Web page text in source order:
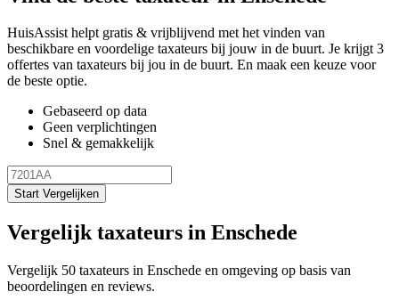
HuisAssist helpt gratis & vrijblijvend met het vinden van
beschikbare en voordelige taxateurs bij jouw in de buurt. Je krijgt 3
offertes van taxateurs bij jou in de buurt. En maak een keuze voor
de beste optie.
Gebaseerd op data
Geen verplichtingen
Snel & gemakkelijk
Start Vergelijken
Vergelijk taxateurs in Enschede
Vergelijk 50 taxateurs in Enschede en omgeving op basis van
beoordelingen en reviews.